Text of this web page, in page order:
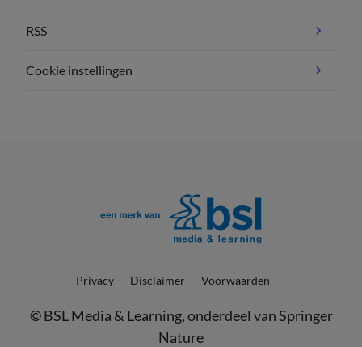
RSS
Cookie instellingen
Privacy Disclaimer Voorwaarden
©BSL Media & Learning, onderdeel vanSpringer
Nature